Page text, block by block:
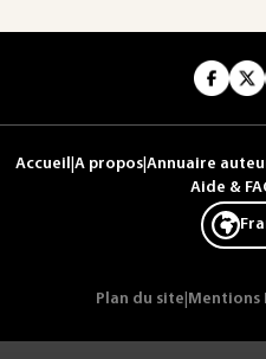
Accueil A propos Annuaire
Aide &
Plan du site Mentions